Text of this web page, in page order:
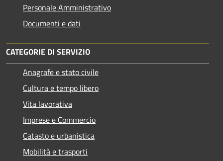
Personale Amministrativo
Documenti e dati
CATEGORIE DI SERVIZIO
Anagrafe e stato civile
Cultura e tempo libero
Vita lavorativa
Imprese e Commercio
Catasto e urbanistica
Mobilità e trasporti